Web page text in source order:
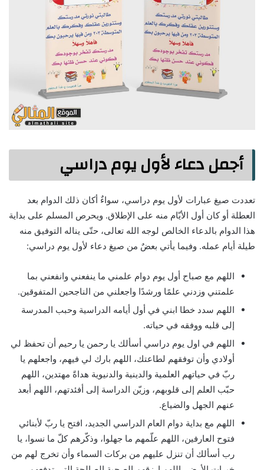
أجمل دعاء لأول يوم دراسي
تعددت صيغ عبارات لأول يوم دراسي، سواءٌ أكان ذلك الدوام بعد
العطلة أو كان أول الأيّام منه على الإطلاق. ويحرص المسلم على بداية
هذا الدوام بالدعاء الخالص لوجه الله تعالى، حتّى يناله التوفيق منه
طيلة أيام عمله. وفيما يأتي بعضٌ من صيغ دعاء لأول يوم دراسي:
اللهم مع صباح أول يوم دوام علمني ما ينفعني وانفعني بما
علمتني وزدني علمًا ورشدًا واجعلني من الناجحين المتفوقين.
اللهم سدد خطا ابني في أول أيامه الدراسية وحبب المدرسة
إلى قلبه ووفقه في حياته.
اللهم في اول يوم دراسي أسألك يا رحمن يا رحيم أن تحفظ لي
أولادي وأن توفقهم لطاعتك، اللهم بارك لي فيهم، واجعلهم يا
ربّ في حياتهم العلمية والدينية والدنيوية هداةً مهتدين، اللهم
حبّب العلم إلى قلوبهم، وزيّن الدراسة إلى أفئدتهم، اللهم أبعد
عنهم الجهل والضياع.
اللهم مع بداية دوام العام الدراسي الجديد، افتح يا ربّ لأبنائي
فتوح العارفين، اللهم علّمهم ما جهلوا، وذكّرهم كلّ ما نسوا، يا
رب أسألك أن تنزل عليهم من بركات السماء وأن تخرج لهم من